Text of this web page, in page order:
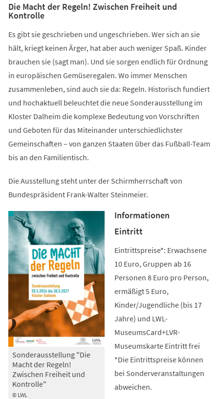
Die Macht der Regeln! Zwischen Freiheit und
Kontrolle
Es gibt sie geschrieben und ungeschrieben. Wer sich an sie
hält, kriegt keinen Ärger, hat aber auch weniger Spaß. Kinder
brauchen sie (sagt man). Und sie sorgen endlich für Ordnung
in europäischen Gemüseregalen. Wo immer Menschen
zusammenleben, sind auch sie da: Regeln. Historisch fundiert
und hochaktuell beleuchtet die neue Sonderausstellung im
Kloster Dalheim die komplexe Bedeutung von Vorschriften
und Geboten für das Miteinander unterschiedlichster
Gemeinschaften – von ganzen Staaten über das Fußball-Team
bis an den Familientisch.
Die Ausstellung steht unter der Schirmherrschaft von
Bundespräsident Frank-Walter Steinmeier.
© LWL
Sonderausstellung "Die
Macht der Regeln!
Zwischen Freiheit und
Kontrolle"
Informationen
Eintritt
Eintrittspreise*: Erwachsene
10 Euro, Gruppen ab 16
Personen 8 Euro pro Person,
ermäßigt 5 Euro,
Kinder/Jugendliche (bis 17
Jahre) und LWL-
MuseumsCard+LVR-
Museumskarte Eintritt frei
*Die Eintrittspreise können
bei Sonderveranstaltungen
abweichen.